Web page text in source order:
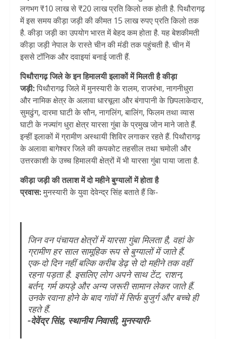
लगभग ₹10 लाख से ₹20 लाख प्रति किलो तक होती है. पिथौरागढ़
में इस समय कीड़ा जड़ी की कीमत 15 लाख रुपए प्रति किलो तक
है. कीड़ा जड़ी का उपयोग भारत में बेहद कम होता है. यह बेशकीमती
कीड़ा जड़ी नेपाल के रास्ते चीन की मंडी तक पहुंचती है. चीन में
इससे टॉनिक और दवाइयां बनाई जाती हैं.
पिथौरागढ़ जिले के इन हिमालयी इलाकों में मिलती है कीड़ा
जड़ी:पिथौरागढ़ जिले में मुनस्यारी के रालम, राजरंभा, नागनीधुरा
और नामिक क्षेत्र के अलावा धारचूला और बंगापानी के छिपलाकेदार,
सुमढुंग, दारमा घाटी के सौन, नागलिंग, बालिंग, फिलम तथा व्यास
घाटी के नज्यांग धुरा क्षेत्र यारसा गुंबा के प्रमुख जोन माने जाते हैं.
इन्हीं इलाकों में ग्रामीण अस्थायी शिविर लगाकर रहते हैं. पिथौरागढ़
के अलावा बागेश्वर जिले की कपकोट तहसील तथा चमोली और
उत्तरकाशी के उच्च हिमालयी क्षेत्रों में भी यारसा गुंबा पाया जाता है.
कीड़ा जड़ी की तलाश में दो महीने बुग्यालों में होता है
प्रवास:मुनस्यारी के युवा देवेन्द्र सिंह बताते हैं कि-
जिन वन पंचायत क्षेत्रों में यारसा गुंबा मिलता है, वहां के
ग्रामीण हर साल सामूहिक रूप से बुग्यालों में जाते हैं.
एक-दो दिन नहीं बल्कि करीब डेढ़ से दो महीने तक वहीं
रहना पड़ता है. इसलिए लोग अपने साथ टेंट, राशन,
बर्तन, गर्म कपड़े और अन्य जरूरी सामान लेकर जाते हैं.
उनके रवाना होने के बाद गांवों में सिर्फ बुजुर्ग और बच्चे ही
रहते हैं.
-देवेंद्र सिंह, स्थानीय निवासी, मुनस्यारी-